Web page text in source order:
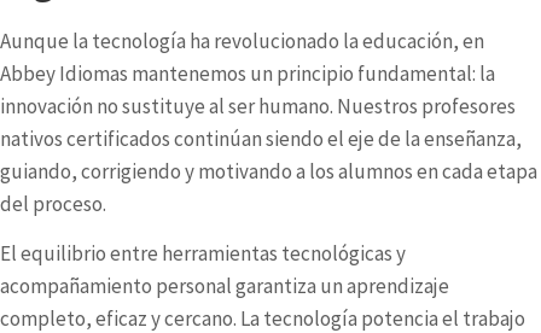
Aunque la tecnología ha revolucionado la educación, en
Abbey Idiomas mantenemos un principio fundamental: la
innovación no sustituye al ser humano. Nuestros profesores
nativos certificadoscontinúan siendo el eje de la enseñanza,
guiando, corrigiendo y motivando a los alumnos en cada etapa
del proceso.
El equilibrio entre herramientas tecnológicas y
acompañamiento personal garantiza un aprendizaje
completo, eficaz y cercano. La tecnología potencia el trabajo